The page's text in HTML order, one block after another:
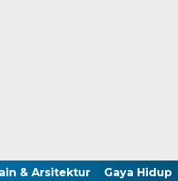
& Arsitektur Gaya Hidup
WIB